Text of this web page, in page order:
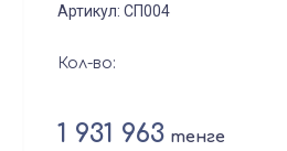
Артикул: СП004
Кол-во:
1 931 963 тенге